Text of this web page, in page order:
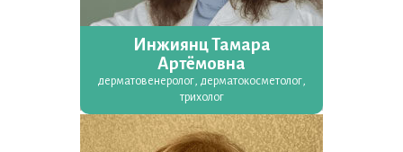
Инжиянц Тамара
Артёмовна
дерматовенеролог, дерматокосметолог,
трихолог